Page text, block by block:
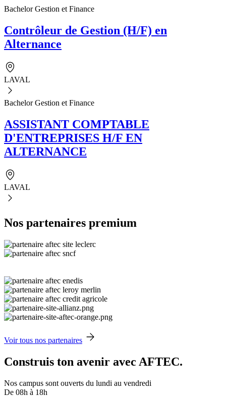
Bachelor Gestion et Finance
Contrôleur de Gestion (H/F) en
Alternance
LAVAL
Bachelor Gestion et Finance
ASSISTANT COMPTABLE
D'ENTREPRISES H/F EN
ALTERNANCE
LAVAL
Nos partenaires premium
Voir tous nos partenaires
Construis ton avenir avec AFTEC.
Nos campus sont ouverts du lundi au vendredi
De 08h à 18h